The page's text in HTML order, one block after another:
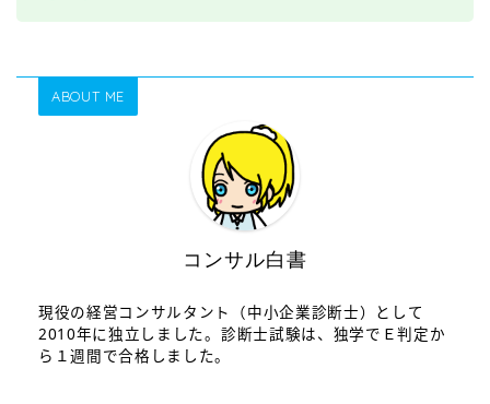
ABOUT ME
コンサル白書
現役の経営コンサルタント（中小企業診断士）として
2010年に独立しました。診断士試験は、独学でＥ判定か
ら１週間で合格しました。